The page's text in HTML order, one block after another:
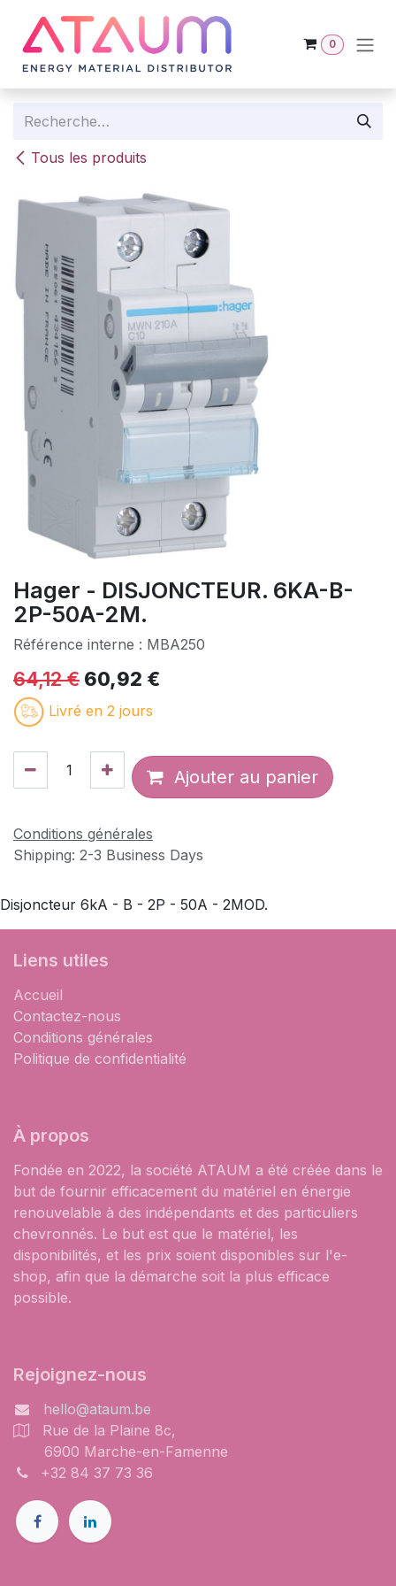
0
Tous les produits
Hager - DISJONCTEUR. 6KA-B-
2P-50A-2M.
Référence interne : MBA250
64,12€ 60,92 €
Livré en 2 jours
Ajouter au panier
Conditions générales
Shipping: 2-3 Business Days
Disjoncteur 6kA - B - 2P - 50A - 2MOD.
Liens utiles
Accueil
Contactez-nous
Conditions générales
Politique de confidentialité
À propos
Fondée en 2022, la société ATAUM a été créée dans le
but de fournir efficacement du matériel en énergie
renouvelable à des indépendants et des particuliers
chevronnés. Le but est que le matériel, les
disponibilités, et les prix soient disponibles sur l'e-
shop, afin que la démarche soit la plus efficace
possible.
Rejoignez-nous
hello@ataum.be
Rue de la Plaine 8c,
6900 Marche-en-Famenne
+32 84 37 73 36